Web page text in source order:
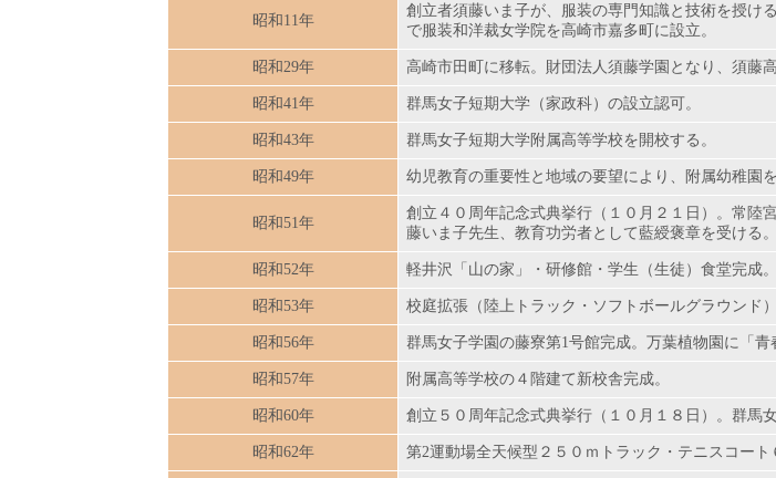
昭和11年
創立者須藤いま子が、服装の専門知識と技術を授け
で服装和洋裁女学院を高崎市嘉多町に設立。
昭和29年 高崎市田町に移転。財団法人須藤学園となり、須藤
昭和41年 群馬女子短期大学（家政科）の設立認可。
昭和43年 群馬女子短期大学附属高等学校を開校する。
昭和49年 幼児教育の重要性と地域の要望により、附属幼稚園を
昭和51年
創立４０周年記念式典挙行（１０月２１日）。常陸
藤いま子先生、教育功労者として藍綬褒章を受ける。
昭和52年 軽井沢「山の家」・研修館・学生（生徒）食堂完成。
昭和53年 校庭拡張（陸上トラック・ソフトボールグラウンド）
昭和56年 群馬女子学園の藤寮第1号館完成。万葉植物園に「青
昭和57年 附属高等学校の４階建て新校舎完成。
昭和60年 創立５０周年記念式典挙行（１０月１８日）。群馬
昭和62年 第2運動場全天候型２５０ｍトラック・テニスコート